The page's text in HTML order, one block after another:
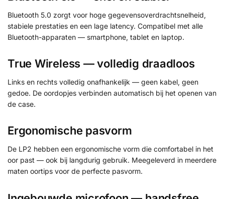
Bluetooth 5.0 zorgt voor hoge gegevensoverdrachtsnelheid,
stabiele prestaties en een lage latency. Compatibel met alle
Bluetooth-apparaten — smartphone, tablet en laptop.
True Wireless — volledig draadloos
Links en rechts volledig onafhankelijk — geen kabel, geen
gedoe. De oordopjes verbinden automatisch bij het openen van
de case.
Ergonomische pasvorm
De LP2 hebben een ergonomische vorm die comfortabel in het
oor past — ook bij langdurig gebruik. Meegeleverd in meerdere
maten oortips voor de perfecte pasvorm.